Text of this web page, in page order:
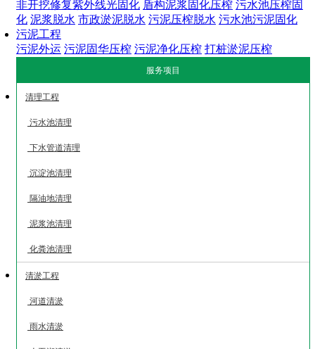
非开挖修复紫外线光固化 盾构泥浆固化压榨 污水池压榨固
化 泥浆脱水 市政淤泥脱水 污泥压榨脱水 污水池污泥固化
污泥工程
污泥外运 污泥固华压榨 污泥净化压榨 打桩淤泥压榨
服务项目
清理工程
污水池清理
下水管道清理
沉淀池清理
隔油地清理
泥浆池清理
化粪池清理
清淤工程
河道清淤
雨水清淤